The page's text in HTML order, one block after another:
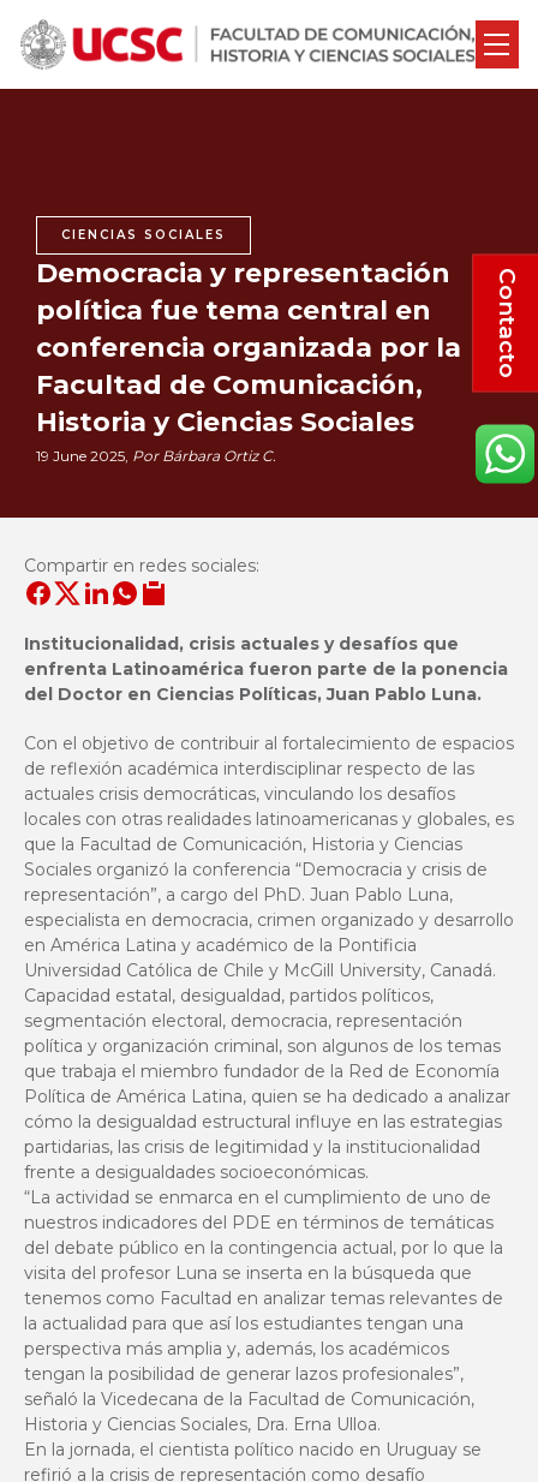
CIENCIAS SOCIALES
Democracia y representación
política fue tema central en
conferencia organizada por la
Facultad de Comunicación,
Historia y Ciencias Sociales
19 June 2025, Por Bárbara Ortiz C.
Compartir en redes sociales:
Institucionalidad, crisis actuales y desafíos que
enfrenta Latinoamérica fueron parte de la ponencia
del Doctor en Ciencias Políticas, Juan Pablo Luna.
Con el objetivo de contribuir al fortalecimiento de espacios
de reflexión académica interdisciplinar respecto de las
actuales crisis democráticas, vinculando los desafíos
locales con otras realidades latinoamericanas y globales, es
que la Facultad de Comunicación, Historia y Ciencias
Sociales organizó la conferencia “Democracia y crisis de
representación”, a cargo del PhD. Juan Pablo Luna,
especialista en democracia, crimen organizado y desarrollo
en América Latina y académico de la Pontificia
Universidad Católica de Chile y McGill University, Canadá.
Capacidad estatal, desigualdad, partidos políticos,
segmentación electoral, democracia, representación
política y organización criminal, son algunos de los temas
que trabaja el miembro fundador de la Red de Economía
Política de América Latina, quien se ha dedicado a analizar
cómo la desigualdad estructural influye en las estrategias
partidarias, las crisis de legitimidad y la institucionalidad
frente a desigualdades socioeconómicas.
“La actividad se enmarca en el cumplimiento de uno de
nuestros indicadores del PDE en términos de temáticas
del debate público en la contingencia actual, por lo que la
visita del profesor Luna se inserta en la búsqueda que
tenemos como Facultad en analizar temas relevantes de
la actualidad para que así los estudiantes tengan una
perspectiva más amplia y, además, los académicos
tengan la posibilidad de generar lazos profesionales”,
señaló la Vicedecana de la Facultad de Comunicación,
Historia y Ciencias Sociales, Dra. Erna Ulloa.
En la jornada, el cientista político nacido en Uruguay se
refirió a la crisis de representación como desafío
Contacto